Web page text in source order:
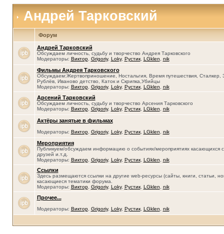
Андрей Тарковский
Форум
Андрей Тарковский
Обсуждаем личность, судьбу и творчество Андрея Тарковского
Модераторы: Виктор, Grigoriy, Loky, Рустик, LGklen nik
Фильмы Андрея Тарковского
Обсуждаем:Жертвоприношение, Ностальгия, Время путешествия, Сталкер,
Рублёв, Иваново детство, Каток и Скрипка,Убийцы
Модераторы: Виктор, Grigoriy, Loky, Рустик, LGklen nik
Арсений Тарковский
Обсуждаем личность, судьбу и творчество Арсения Тарковского
Модераторы: Виктор, Grigoriy, Loky, Рустик, LGklen nik
Актёры занятые в фильмах
Модераторы: Виктор, Grigoriy, Loky, Рустик, LGklen nik
Мероприятия
Публикуем/обсуждаем информацию о событиях/мероприятиях касающихся
друзей и.т.д.
Модераторы: Виктор, Grigoriy, Loky, Рустик, LGklen nik
Ссылки
Здесь размещаются ссылки на другие web-ресурсы (сайты, книги, статьи,
касающиеся тематики форума.
Модераторы: Виктор, Grigoriy, Loky, Рустик, LGklen nik
Прочее...
Модераторы: Виктор, Grigoriy, Loky, Рустик, LGklen nik